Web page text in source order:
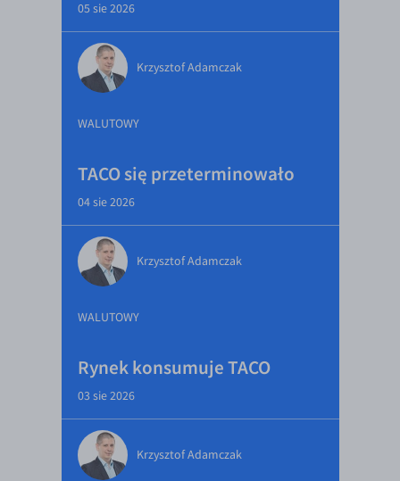
05 sie 2026
Krzysztof Adamczak
WALUTOWY
TACO się przeterminowało
04 sie 2026
Krzysztof Adamczak
WALUTOWY
Rynek konsumuje TACO
03 sie 2026
Krzysztof Adamczak